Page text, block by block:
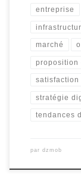
entreprise
marché
proposition
stratégie
tendances
par dzmob